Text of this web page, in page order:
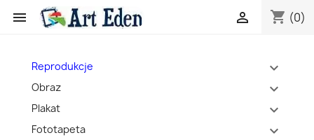
 shopping_cart (0)

expand_more
Reprodukcje
expand_more
Obraz
expand_more
Plakat
expand_more
Fototapeta